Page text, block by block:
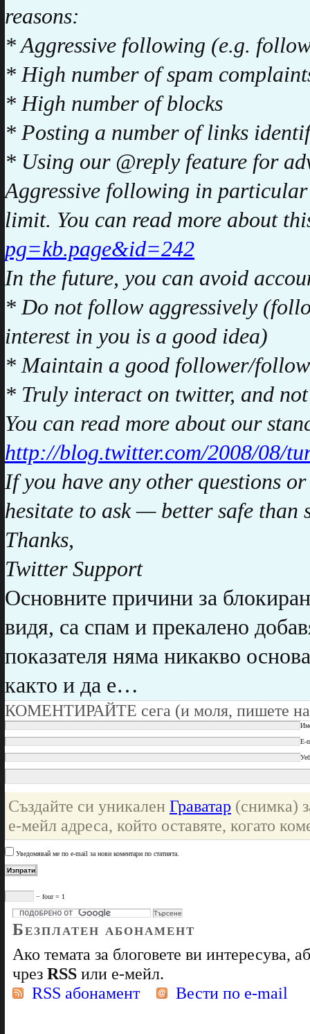
reasons:
* Aggressive following (e.g.
* High number of spam
* High number of blocks
* Posting a number of links
* Using our @reply feature for
Aggressive following in
limit. You can read more about
pg=kb.page&id=242
In the future, you can avoid
* Do not follow aggressively
interest in you is a good idea)
* Maintain a good follower/
* Truly interact on twitter, and
You can read more about our
http://blog.twitter.com/2008/08/
If you have any other questions
hesitate to ask — better safe than
Thanks,
Twitter Support
Основните причини за
видя, са спам и прекалено
показателя няма никакво
както и да е…
КОМЕНТИРАЙТЕ сега (и моля, пишете на
E-
Създайте си уникален Граватар (снимка)
е-мейл адреса, който оставяте, когато
Уведомявай ме по e-mail за нови коментари по статията.
− four = 1
Безплатен абонамент
Ако темата за блоговете ви интересува,
чрез RSS или е-мейл.
RSS абонамент
Вести по e-mail